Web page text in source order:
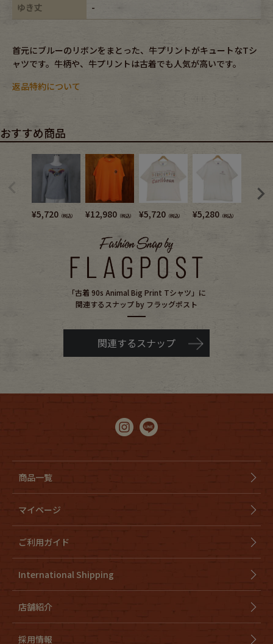
ゆき丈
-
首元にブルーのリボンをまとった、牛プリントがキュートなTシ
ャツです。牛柄や、牛プリントは古着でも人気が高いです。
返品特約について
おすすめ商品
¥5,720 （税込） ¥12,980 （税込） ¥5,720 （税込） ¥5,280 （税込）
「古着 90s Animal Big Print Tシャツ」に
関連するスナップ by フラッグポスト
関連するスナップ
商品一覧
マイページ
ご利用ガイド
International Shipping
店舗紹介
採用情報